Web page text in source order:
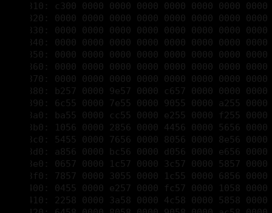
00003350: 0000 0000 0000 0000 0000 0000
00003360: 0000 0000 0000 0000 0000 0000
00003370: 0000 0000 0000 0000 0000 0000
00003380: b257 0000 9e57 0000 c657 0000 0000
00003390: 6c55 0000 7e55 0000 9055 0000 a255
000033a0: ba55 0000 cc55 0000 e255 0000 f255
000033b0: 1056 0000 2856 0000 4456 0000 5656
000033c0: 5455 0000 7656 0000 8056 0000 8e56
000033d0: a856 0000 bc56 0000 d056 0000 e656
000033e0: 0657 0000 1c57 0000 3c57 0000 5857
000033f0: 7857 0000 3055 0000 1c55 0000 6856
00003400: 0455 0000 e257 0000 fc57 0000 1058
00003410: 2258 0000 3a58 0000 4c58 0000 5858
00003420: 6458 0000 8058 0000 9058 0000 ac58
00003430: c458 0000 e258 0000 fa58 0000 0459
00003440: 1859 0000 0000 0000 6804 0100
00003450: b800 0000 008d 5424 049c 6a08